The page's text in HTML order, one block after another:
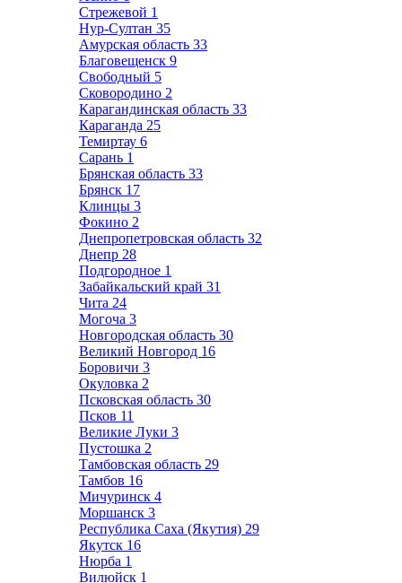
Стрежевой 1
Нур-Султан 35
Амурская область 33
Благовещенск 9
Свободный 5
Сковородино 2
Карагандинская область 33
Караганда 25
Темиртау 6
Сарань 1
Брянская область 33
Брянск 17
Клинцы 3
Фокино 2
Днепропетровская область 32
Днепр 28
Подгородное 1
Забайкальский край 31
Чита 24
Могоча 3
Новгородская область 30
Великий Новгород 16
Боровичи 3
Окуловка 2
Псковская область 30
Псков 11
Великие Луки 3
Пустошка 2
Тамбовская область 29
Тамбов 16
Мичуринск 4
Моршанск 3
Республика Саха (Якутия) 29
Якутск 16
Нюрба 1
Вилюйск 1